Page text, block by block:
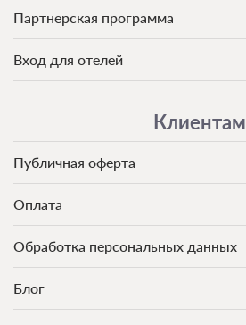
Партнерская программа
Вход для отелей
Клиентам
Публичная оферта
Оплата
Обработка персональных данных
Блог